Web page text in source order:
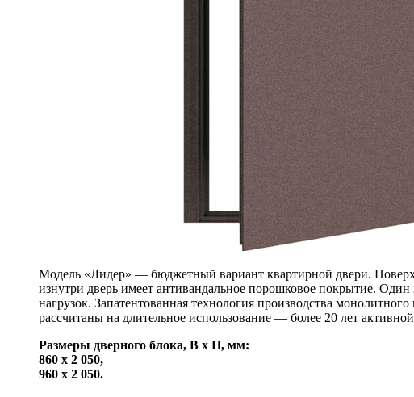
Модель «Лидер» — бюджетный вариант квартирной двери.
изнутри дверь имеет антивандальное порошковое покрытие.
нагрузок. Запатентованная технология производства
рассчитаны на длительное использование — более 20 лет
Размеры дверного блока, B x H, мм:
860 х 2 050,
960 х 2 050.